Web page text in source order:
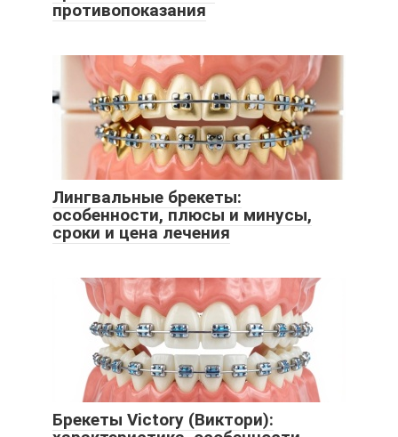
противопоказания
Лингвальные брекеты:
особенности, плюсы и минусы,
сроки и цена лечения
Брекеты Victory (Виктори):